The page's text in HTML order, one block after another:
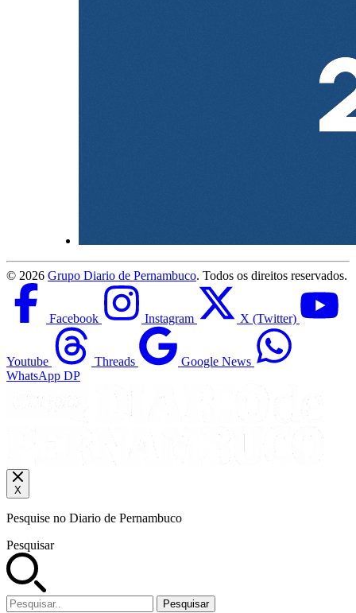
© 2026 Grupo Diario de Pernambuco. Todos os direitos reservados.
Facebook Instagram X (Twitter)
Youtube Threads
Google News
WhatsApp DP
X
Pesquise no Diario de Pernambuco
Pesquisar
Pesquisar